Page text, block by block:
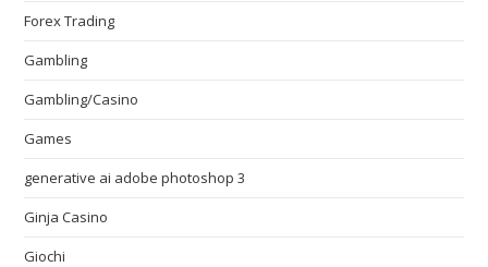
Forex Trading
Gambling
Gambling/Casino
Games
generative ai adobe photoshop 3
Ginja Casino
Giochi